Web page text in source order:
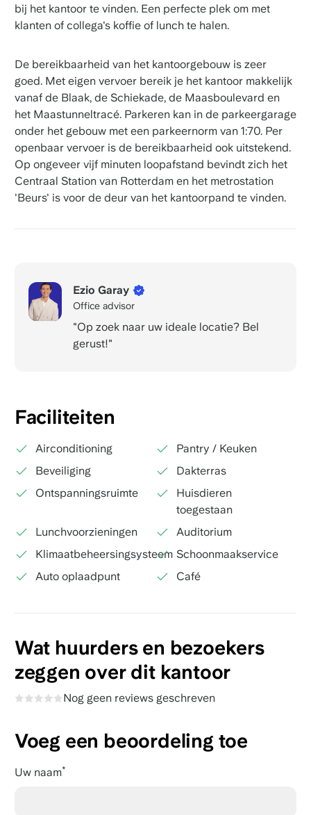
bij het kantoor te vinden. Een perfecte plek om met
klanten of collega's koffie of lunch te halen.
De bereikbaarheid van het kantoorgebouw is zeer
goed. Met eigen vervoer bereik je het kantoor makkelijk
vanaf de Blaak, de Schiekade, de Maasboulevard en
het Maastunneltracé. Parkeren kan in de parkeergarage
onder het gebouw met een parkeernorm van 1:70. Per
openbaar vervoer is de bereikbaarheid ook uitstekend.
Op ongeveer vijf minuten loopafstand bevindt zich het
Centraal Station van Rotterdam en het metrostation
'Beurs' is voor de deur van het kantoorpand te vinden.
Ezio Garay
Office advisor
"Op zoek naar uw ideale locatie? Bel
gerust!"
Faciliteiten
Airconditioning
Pantry / Keuken
Beveiliging
Dakterras
Ontspanningsruimte
Huisdieren
toegestaan
Lunchvoorzieningen
Auditorium
Klimaatbeheersingsysteem Schoonmaakservice
Auto oplaadpunt
Café
Wat huurders en bezoekers
zeggen over dit kantoor
Nog geen reviews geschreven
Voeg een beoordeling toe
Uw naam